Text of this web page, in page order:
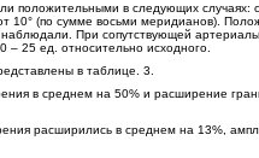
положительными в следующих случаях:
10° (по сумме восьми меридианов).
При сопутствующей
25 ед. относительно исходного.
в таблице. 3.
в среднем на 50% и расширение
расширились в среднем на 13%,